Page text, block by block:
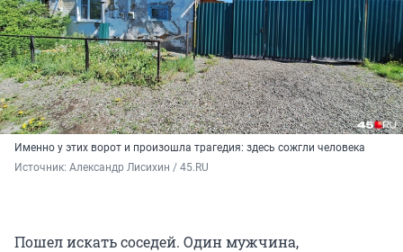
Именно у этих ворот и произошла трагедия: здесь сожгли человека
Источник: Александр Лисихин / 45.RU
Пошел искать соседей. Один мужчина,